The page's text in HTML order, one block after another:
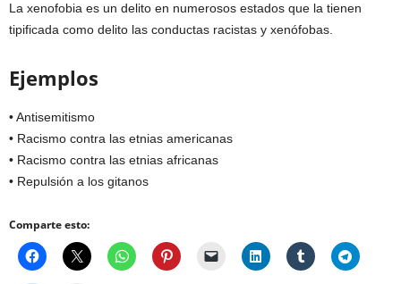
La xenofobia es un delito en numerosos estados que la tienen
tipificada como delito las conductas racistas y xenófobas.
Ejemplos
• Antisemitismo
• Racismo contra las etnias americanas
• Racismo contra las etnias africanas
• Repulsión a los gitanos
Comparte esto: